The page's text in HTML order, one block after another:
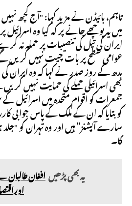
تاہم، بائیڈن نے مزید کہا: "آج کچھ
میں یہ پوچھے جانے پر کہ کیا وہ
ایران کی تیل کی تنصیبات پر حملہ نہ
عوامی سطح پر بات چیت نہیں کریں
بدھ کے روز صدر نے کہا کہ وہ ایران
بھی اسرائیلی حملے کی حمایت نہیں
کو بتایا کہ ان کے ملک کے پاس جوابی
سارے آپشنز” ہیں اور وہ تہران کو
گا۔
یہ بھی پڑھیںافغان طالبان